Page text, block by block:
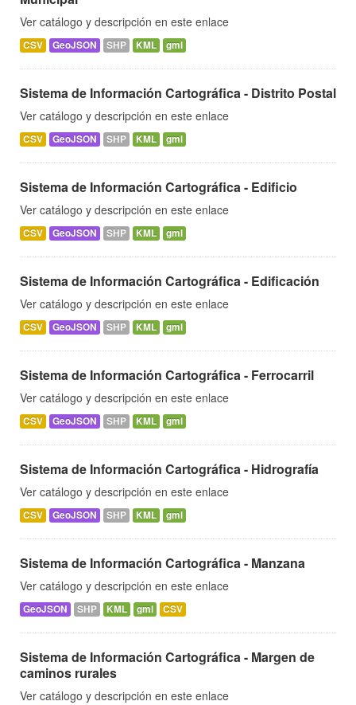
Ver catálogo y descripción en este enlace
CSV GeoJSON SHP KML gml
Sistema de Información Cartográfica - Distrito Postal
Ver catálogo y descripción en este enlace
CSV GeoJSON SHP KML gml
Sistema de Información Cartográfica - Edificio
Ver catálogo y descripción en este enlace
CSV GeoJSON SHP KML gml
Sistema de Información Cartográfica - Edificación
Ver catálogo y descripción en este enlace
CSV GeoJSON SHP KML gml
Sistema de Información Cartográfica - Ferrocarril
Ver catálogo y descripción en este enlace
CSV GeoJSON SHP KML gml
Sistema de Información Cartográfica - Hidrografía
Ver catálogo y descripción en este enlace
CSV GeoJSON SHP KML gml
Sistema de Información Cartográfica - Manzana
Ver catálogo y descripción en este enlace
GeoJSON SHP KML gml CSV
Sistema de Información Cartográfica - Margen de
caminos rurales
Ver catálogo y descripción en este enlace